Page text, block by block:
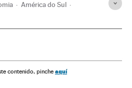
América do Sul
contenido, pinche aquí